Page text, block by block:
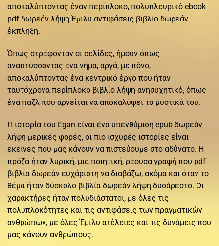
αποκαλύπτοντας έναν περίπλοκο, πολυπλευρικό ebook
pdf δωρεάν λήψη Έμιλυ αντιφάσεις βιβλίο δωρεάν
έκπληξη.
Όπως στρέφονταν οι σελίδες, ήμουν όπως
αναπτύσσοντας ένα νήμα, αργά, με πόνο,
αποκαλύπτοντας ένα κεντρικό έργο που ήταν
ταυτόχρονα περίπλοκο βιβλίο λήψη ανησυχητικό, όπως
ένα παζλ που αρνείται να αποκαλύψει τα μυστικά του.
Η ιστορία του Egan είναι ένα υπενθύμιση epub δωρεάν
λήψη μερικές φορές, οι πιο ισχυρές ιστορίες είναι
εκείνες που μας κάνουν να πιστεύουμε στο αδύνατο. Η
πρόζα ήταν λυρική, μια ποιητική, ρέουσα γραφή που pdf
βιβλία δωρεάν ευχάριστη να διαβάζω, ακόμα και όταν το
θέμα ήταν δύσκολο βιβλία δωρεάν λήψη δυσάρεστο. Οι
χαρακτήρες ήταν πολυδιάστατοι, με όλες τις
πολυπλοκότητες και τις αντιφάσεις των πραγματικών
ανθρώπων, με όλες Έμιλυ ατέλειες και τις δυνάμεις που
μας κάνουν ανθρώπους.